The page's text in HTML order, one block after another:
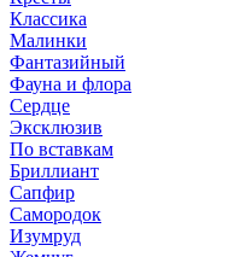
Классика
Малинки
Фантазийный
Фауна и флора
Сердце
Эксклюзив
По вставкам
Бриллиант
Сапфир
Самородок
Изумруд